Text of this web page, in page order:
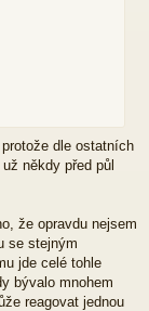
dle ostatních
někdy před půl
že opravdu nejsem
se stejným
jde celé tohle
bývalo mnohem
reagovat jednou